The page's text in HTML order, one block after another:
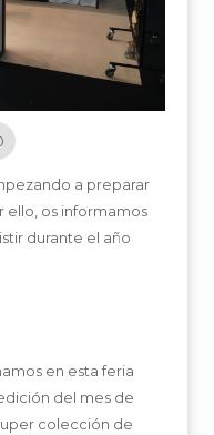
a preparar
ello, os informamos
durante el año
en esta feria
del mes de
colección de